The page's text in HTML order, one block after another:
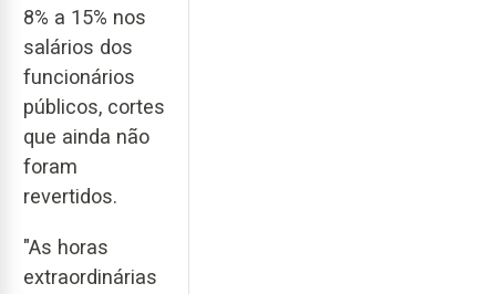
8% a 15% nos
salários dos
funcionários
públicos, cortes
que ainda não
foram
revertidos.
"As horas
extraordinárias